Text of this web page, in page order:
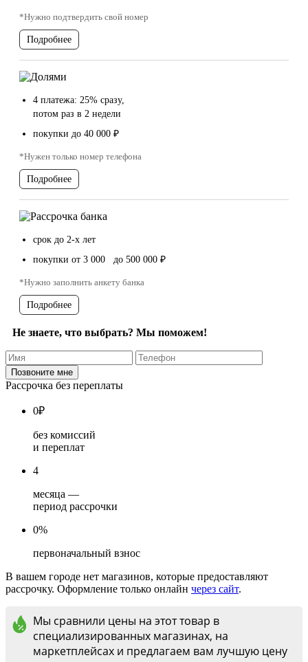
*Нужно подтвердить свой номер
Подробнее
4 платежа: 25% сразу,
потом раз в 2 недели
покупки до 40 000 ₽
*Нужен только номер телефона
Подробнее
срок до 2-х лет
покупки от 3 000 до 500 000 ₽
*Нужно заполнить анкету банка
Подробнее
Не знаете, что выбрать? Мы поможем!
Рассрочка без переплаты
0₽
без комиссий
и переплат
4
месяца —
период рассрочки
0%
первоначальный взнос
В вашем городе нет магазинов, которые предоставляют
рассрочку. Оформление только онлайн через сайт.
Мы сравнили цены на этот товар в
специализированных магазинах, на
маркетплейсах и предлагаем вам лучшую цену